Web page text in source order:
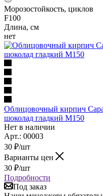
Морозостойкость, циклов
F100
Длина, см
нет
Облицовочный кирпич
шоколад гладкий М150
Нет в наличии
Арт.: 00003
30 ₽/шт
Варианты цен
30 ₽/шт
Подробности
Под заказ